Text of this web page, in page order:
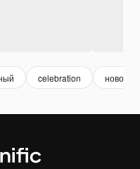
celebration